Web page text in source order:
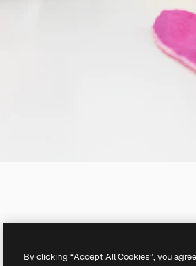
By clicking “Accept All Cookies”, you